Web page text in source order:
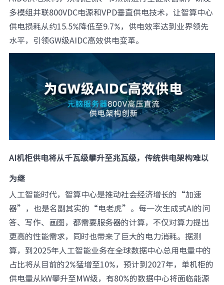
多模组并联800VDC电源和VPD垂直供电技术，让智算中心
供电损耗从约15.5%降低至9.7%，供电效率达到业界领先
水平，引领GW级AIDC高效供电变革。
AI机柜供电将从千瓦级攀升至兆瓦级，传统供电架构难以
为继
人工智能时代，智算中心是推动社会经济增长的“加速
器”，也是名副其实的“电老虎”。每一次生成式AI的问
答、写作、画图，都需要服务器的计算，不仅对算力提出
更高的性能需求，同时也带来了巨大的电力消耗。据测
算，到2025年人工智能业务在全球数据中心总用电量中的
占比将从目前的2%猛增至10%，预计到2027年，单机柜的
供电量从kW攀升至MW级，有80%的数据中心将面临能源